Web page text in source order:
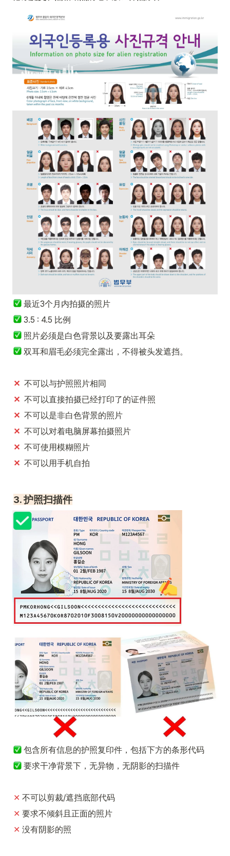
最近3个月内拍摄的照片
3.5 : 4.5 比例
照片必须是白色背景以及要露出耳朵
双耳和眉毛必须完全露出，不得被头发遮挡。
✕ 不可以与护照照片相同
✕ 不可以直接拍摄已经打印了的证件照
✕ 不可以是非白色背景的照片
✕ 不可以对着电脑屏幕拍摄照片
✕ 不可使用模糊照片
✕ 不可以用手机自拍
3. 护照扫描件
包含所有信息的护照复印件，包括下方的条形代码
要求干净背景下，无异物，无阴影的扫描件
✕ 不可以剪裁/遮挡底部代码
✕ 要求不倾斜且正面的照片
✕ 没有阴影的照